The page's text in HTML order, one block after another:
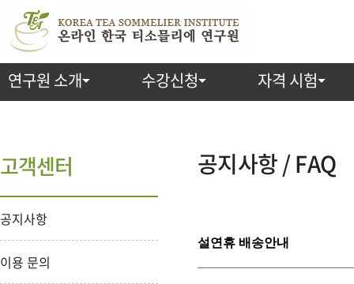
연구원 소개 수강신청 자격 시험
공지사항 / FAQ
설연휴 배송안내
고객센터
공지사항
이용 문의